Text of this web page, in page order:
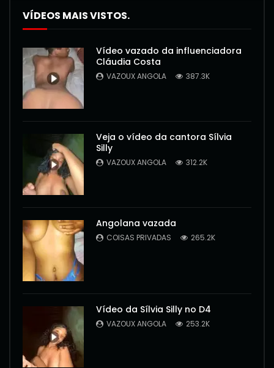
VÍDEOS MAIS VISTOS.
Vídeo vazado da influenciadora
Cláudia Costa
VAZOUX ANGOLA 387.3K
Veja o vídeo da cantora Sílvia
Silly
VAZOUX ANGOLA 312.2K
Angolana vazada
COISAS PRIVADAS 265.2K
Vídeo da Sílvia Silly no D4
VAZOUX ANGOLA 253.2K